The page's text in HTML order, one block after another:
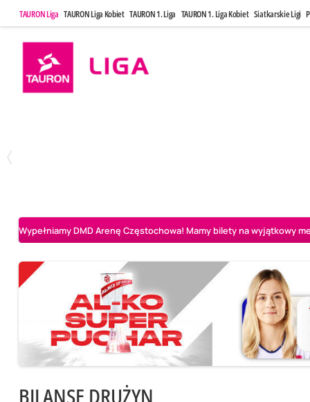
TAURON Liga TAURON Liga Kobiet TAURON 1. Liga TAURON 1. Liga Kobiet Siatkarskie Ligi
Wypełniamy DMD Arenę Częstochowa! Mamy bilety na wyjątkowy